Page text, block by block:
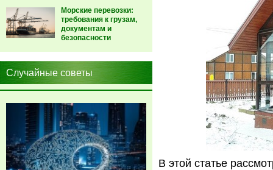
Морские перевозки:
требования к грузам,
документам и
безопасности
Случайные советы
В этой статье